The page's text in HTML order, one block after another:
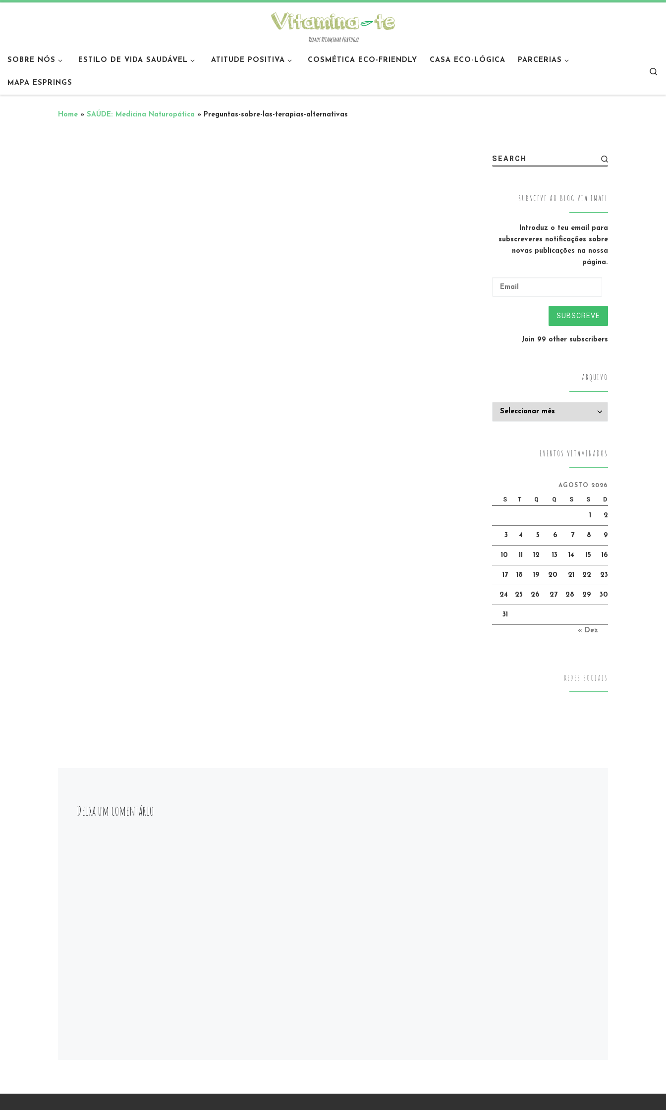
Vamos Vitaminar Portugal
SOBRE NÓS ESTILO DE VIDA SAUDÁVEL ATITUDE POSITIVA COSMÉTICA ECO-FRIENDLY CASA ECO-LÓGICA PARCERIAS
MAPA ESPRINGS
Home » SAÚDE: Medicina Naturopática » Preguntas-sobre-las-terapias-alternativas
Deixa um comentário
SEARCH
SUBSCEVE AO BLOG VIA EMAIL
Introduz o teu email para
subscreveres notificações sobre
novas publicações na nossa
página.
SUBSCREVE
Join 99 other subscribers
ARQUIVO
EVENTOS VITAMINADOS
AGOSTO 2026
S T Q Q S S D
1 2
3 4 5 6 7 8 9
10 11 12 13 14 15 16
17 18 19 20 21 22 23
24 25 26 27 28 29 30
31
« Dez
REDES SOCIAIS